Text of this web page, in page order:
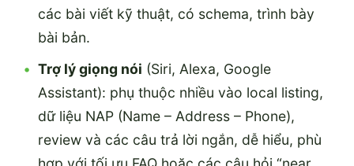
các bài viết kỹ thuật, có schema, trình bày
bài bản.
Trợ lý giọng nói (Siri, Alexa, Google
Assistant): phụ thuộc nhiều vào local listing,
dữ liệu NAP (Name – Address – Phone),
review và các câu trả lời ngắn, dễ hiểu, phù